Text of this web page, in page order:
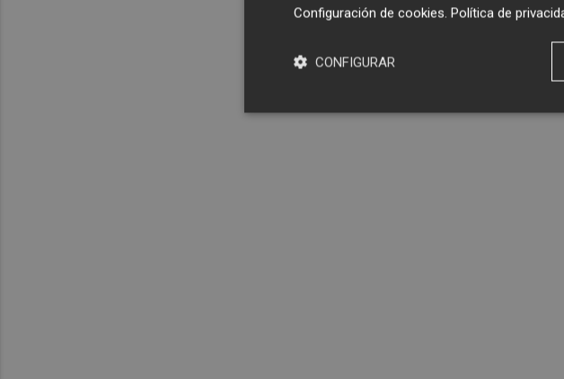
Configuración de cookies. Política de
CONFIGURAR